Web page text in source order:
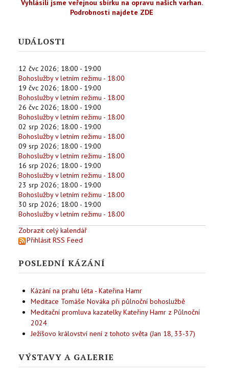
Vyhlásili jsme veřejnou sbírku na opravu našich varhan.
Podrobnosti najdete ZDE
UDÁLOSTI
12 čvc 2026; 18:00 - 19:00
Bohoslužby v letním režimu - 18:00
19 čvc 2026; 18:00 - 19:00
Bohoslužby v letním režimu - 18:00
26 čvc 2026; 18:00 - 19:00
Bohoslužby v letním režimu - 18:00
02 srp 2026; 18:00 - 19:00
Bohoslužby v letním režimu - 18:00
09 srp 2026; 18:00 - 19:00
Bohoslužby v letním režimu - 18:00
16 srp 2026; 18:00 - 19:00
Bohoslužby v letním režimu - 18:00
23 srp 2026; 18:00 - 19:00
Bohoslužby v letním režimu - 18:00
30 srp 2026; 18:00 - 19:00
Bohoslužby v letním režimu - 18:00
Zobrazit celý kalendář
Přihlásit RSS Feed
POSLEDNÍ KÁZÁNÍ
Kázání na prahu léta - Kateřina Hamr
Meditace Tomáše Nováka při půlnoční bohoslužbě
Meditační promluva kazatelky Kateřiny Hamr z Půlnoční
2024
Ježíšovo království není z tohoto světa (Jan 18, 33-37)
VÝSTAVY A GALERIE